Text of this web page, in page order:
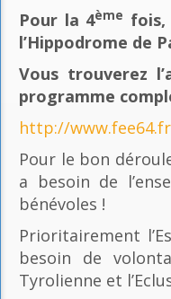
Pour la 4ème fois,
l’Hippodrome de
Vous trouverez
programme
http://www.fee64.fr
Pour le bon
a besoin de
bénévoles !
Prioritairement
besoin de
Tyrolienne et